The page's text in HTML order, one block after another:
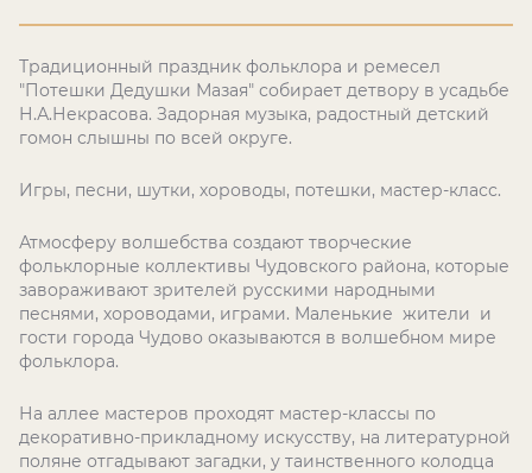
Традиционный праздник фольклора и ремесел
"Потешки Дедушки Мазая" собирает детвору в усадьбе
Н.А.Некрасова. Задорная музыка, радостный детский
гомон слышны по всей округе.
Игры, песни, шутки, хороводы, потешки, мастер-класс.
Атмосферу волшебства создают творческие
фольклорные коллективы Чудовского района, которые
завораживают зрителей русскими народными
песнями, хороводами, играми. Маленькие жители и
гости города Чудово оказываются в волшебном мире
фольклора.
На аллее мастеров проходят мастер-классы по
декоративно-прикладному искусству, на литературной
поляне отгадывают загадки, у таинственного колодца